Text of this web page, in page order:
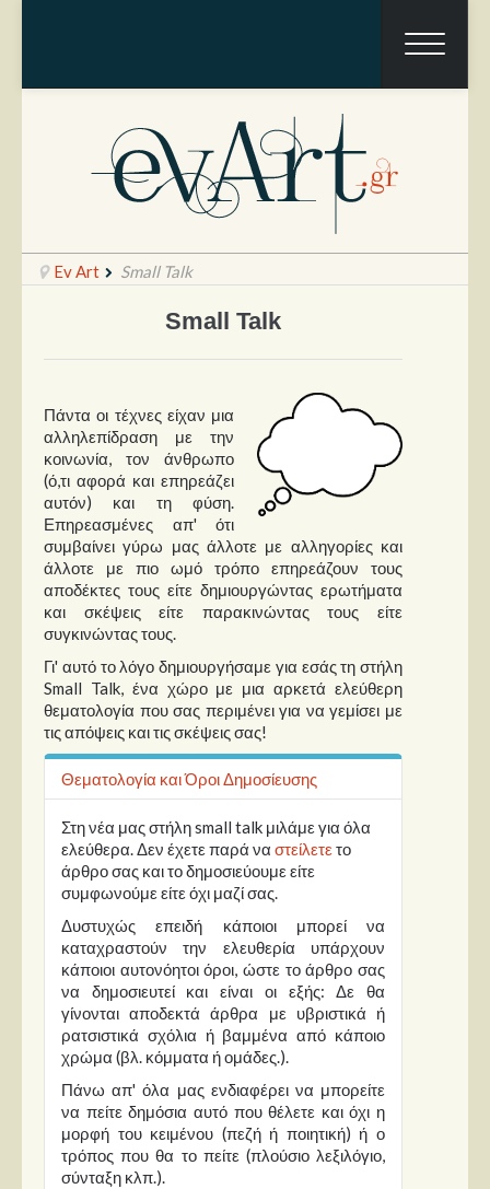
Ραπόρτο
Θέατρο
Συνεντεύξεις
Παρουσιάσεις
Δίσκοι
Σειρές
Βιβλία
Video News
Καλλιτέχνες
Μουσικοί
Διάφοροι
Εκτός Συνόρων
Νέα
Στήλες
Polls
Small Talk
Blog
Ev Art Small Talk
Small Talk
Πάντα οι τέχνες είχαν μια
αλληλεπίδραση με την
κοινωνία, τον άνθρωπο
(ό,τι αφορά και επηρεάζει
αυτόν) και τη φύση.
Επηρεασμένες απ' ότι
συμβαίνει γύρω μας άλλοτε με αλληγορίες και
άλλοτε με πιο ωμό τρόπο επηρεάζουν τους
αποδέκτες τους είτε δημιουργώντας ερωτήματα
και σκέψεις είτε παρακινώντας τους είτε
συγκινώντας τους.
Γι' αυτό το λόγο δημιουργήσαμε για εσάς τη στήλη
Small Talk, ένα χώρο με μια αρκετά ελεύθερη
θεματολογία που σας περιμένει για να γεμίσει με
τις απόψεις και τις σκέψεις σας!
Θεματολογία και Όροι Δημοσίευσης
Στη νέα μας στήλη small talk μιλάμε για όλα
ελεύθερα. Δεν έχετε παρά να στείλετετο
άρθρο σας και το δημοσιεύουμε είτε
συμφωνούμε είτε όχι μαζί σας.
Δυστυχώς επειδή κάποιοι μπορεί να
καταχραστούν την ελευθερία υπάρχουν
κάποιοι αυτονόητοι όροι, ώστε το άρθρο σας
να δημοσιευτεί και είναι οι εξής: Δε θα
γίνονται αποδεκτά άρθρα με υβριστικά ή
ρατσιστικά σχόλια ή βαμμένα από κάποιο
χρώμα (βλ. κόμματα ή ομάδες.).
Πάνω απ' όλα μας ενδιαφέρει να μπορείτε
να πείτε δημόσια αυτό που θέλετε και όχι η
μορφή του κειμένου (πεζή ή ποιητική) ή ο
τρόπος που θα το πείτε (πλούσιο λεξιλόγιο,
σύνταξη κλπ.).